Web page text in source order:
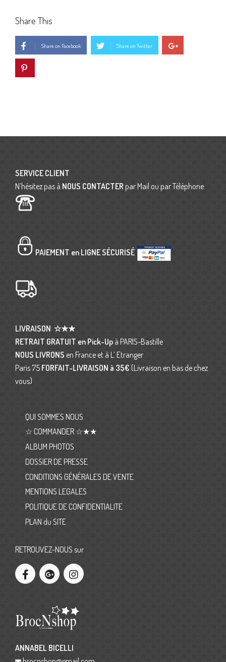
Share This
Share on Facebook Share on Twitter
SERVICE CLIENT
N’hésitez pas à NOUS CONTACTER par Mail ou par Téléphone
PAIEMENT en LIGNE SÉCURISÉ
LIVRAISON ☆★★
RETRAIT GRATUIT en Pick-Up à PARIS-Bastille
NOUS LIVRONS en France et à L’ Etranger
Paris 75 FORFAIT-LIVRAISON à 35€ (Livraison en bas de chez
vous)
QUI SOMMES NOUS
☆ COMMANDER ☆★★
ALBUM PHOTOS
DOSSIER DE PRESSE
CONDITIONS GÉNÉRALES DE VENTE
MENTIONS LEGALES
POLITIQUE DE CONFIDENTIALITE
PLAN du SITE
RETROUVEZ-NOUS sur
ANNABEL BICELLI